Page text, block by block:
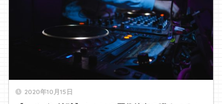
2020年10月15日